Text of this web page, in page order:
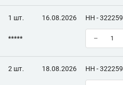
1 шт. 16.08.2026 НН - 322259
***** –
2 шт. 18.08.2026 НН - 322259